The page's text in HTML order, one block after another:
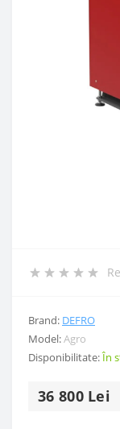
Brand: DEFRO
Model:Agro
Disponibilitate:În
36 800 Lei